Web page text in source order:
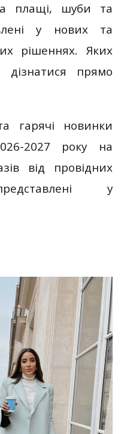
плащі, шуби та
у нових та
рішеннях. Яких
прямо
гарячі новинки
2027 року на
від провідних
у